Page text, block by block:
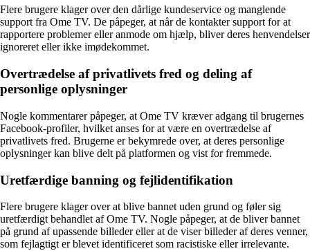
Flere brugere klager over den dårlige kundeservice og manglende
support fra Ome TV. De påpeger, at når de kontakter support for at
rapportere problemer eller anmode om hjælp, bliver deres henvendelser
ignoreret eller ikke imødekommet.
Overtrædelse af privatlivets fred og deling af
personlige oplysninger
Nogle kommentarer påpeger, at Ome TV kræver adgang til brugernes
Facebook-profiler, hvilket anses for at være en overtrædelse af
privatlivets fred. Brugerne er bekymrede over, at deres personlige
oplysninger kan blive delt på platformen og vist for fremmede.
Uretfærdige banning og fejlidentifikation
Flere brugere klager over at blive bannet uden grund og føler sig
uretfærdigt behandlet af Ome TV. Nogle påpeger, at de bliver bannet
på grund af upassende billeder eller at de viser billeder af deres venner,
som fejlagtigt er blevet identificeret som racistiske eller irrelevante.